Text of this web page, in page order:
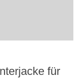
für